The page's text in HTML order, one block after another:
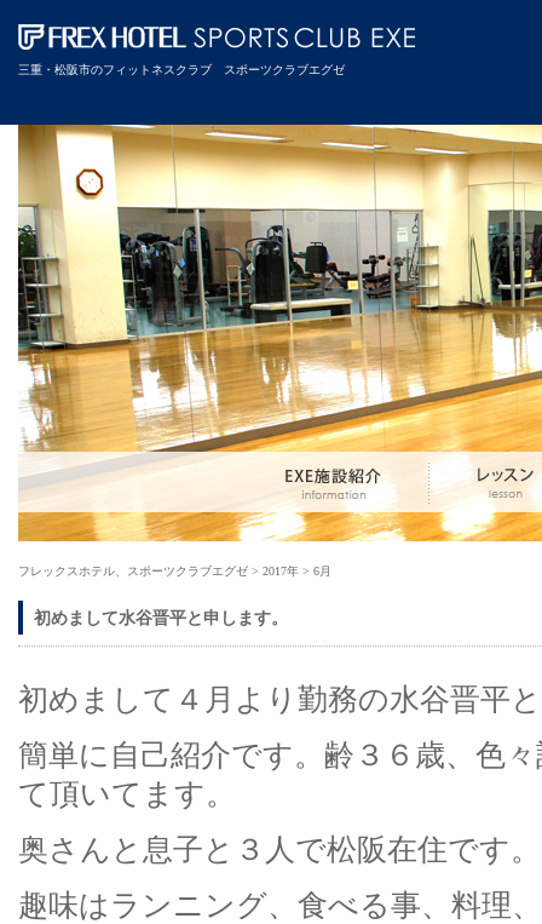
三重・松阪市のフィットネスクラブ スポーツクラブエグゼ
フレックスホテル、スポーツクラブエグゼ > 2017年 > 6月
初めまして水谷晋平と申します。
初めまして４月より勤務の水谷晋平
簡単に自己紹介です。齢３６歳、
て頂いてます。
奥さんと息子と３人で松阪在住です。
趣味はランニング、食べる事、料理